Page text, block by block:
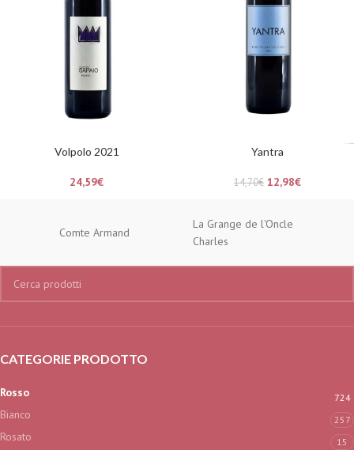
Volpolo 2021
24,59€
Yantra
14,70€ 12,98€
Comte Armand
La Grange de l'Oncle
Charles
CATEGORIE PRODOTTO
Rosso 724
Bianco 257
Rosato 15